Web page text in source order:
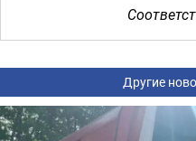
Другие